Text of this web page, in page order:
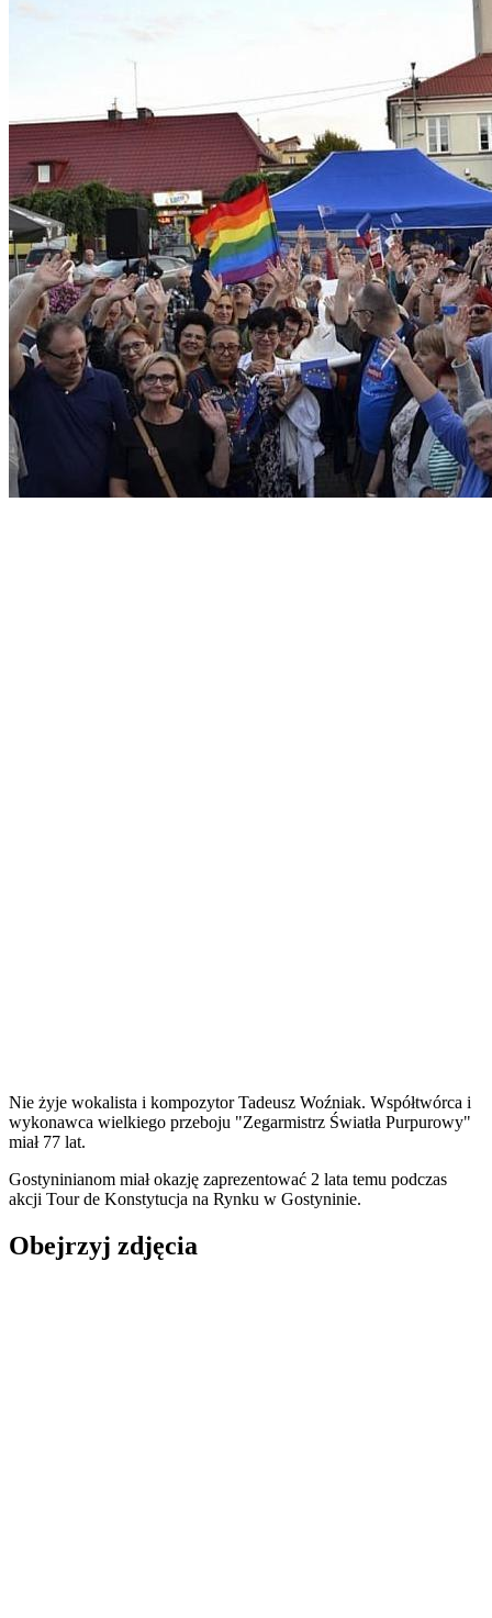
Nie żyje wokalista i kompozytor Tadeusz Woźniak. Współtwórca i
wykonawca wielkiego przeboju "Zegarmistrz Światła Purpurowy"
miał 77 lat.
Gostyninianom miał okazję zaprezentować 2 lata temu podczas
akcji Tour de Konstytucja na Rynku w Gostyninie.
Obejrzyj zdjęcia